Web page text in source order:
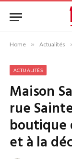
Home » Actualités
ACTUALITÉS
Maison
rue
boutique
et à la